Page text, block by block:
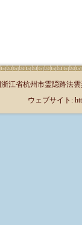
江省杭州市霊隠路法
ウェブサイト: